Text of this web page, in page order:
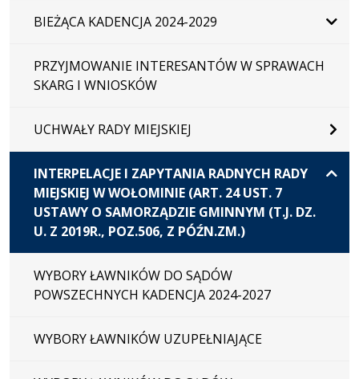
BIEŻĄCA KADENCJA 2024-2029
PRZYJMOWANIE INTERESANTÓW W SPRAWACH
SKARG I WNIOSKÓW
UCHWAŁY RADY MIEJSKIEJ
INTERPELACJE I ZAPYTANIA RADNYCH RADY
MIEJSKIEJ W WOŁOMINIE (ART. 24 UST. 7
USTAWY O SAMORZĄDZIE GMINNYM (T.J. DZ.
U. Z 2019R., POZ.506, Z PÓŹN.ZM.)
WYBORY ŁAWNIKÓW DO SĄDÓW
POWSZECHNYCH KADENCJA 2024-2027
WYBORY ŁAWNIKÓW UZUPEŁNIAJĄCE